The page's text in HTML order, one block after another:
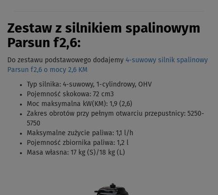
Zestaw z silnikiem spalinowym
Parsun f2,6:
Do zestawu podstawowego dodajemy 4-suwowy silnik spalinowy
Parsun f2,6 o mocy 2,6 KM
Typ silnika: 4-suwowy, 1-cylindrowy, OHV
Pojemność skokowa: 72 cm3
Moc maksymalna kW(KM): 1,9 (2,6)
Zakres obrotów przy pełnym otwarciu przepustnicy: 5250-
5750
Maksymalne zużycie paliwa: 1,1 l/h
Pojemność zbiornika paliwa: 1,2 l
Masa własna: 17 kg (S)/18 kg (L)